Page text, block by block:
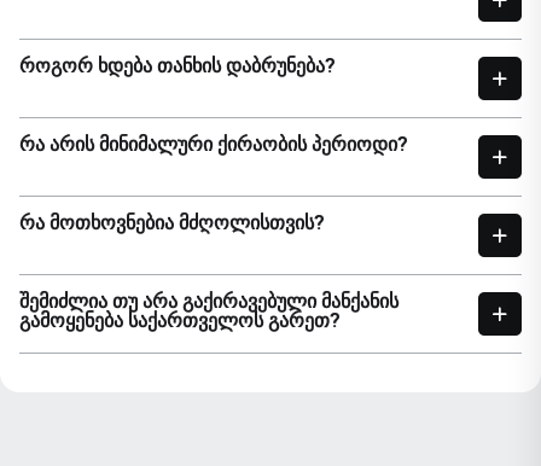
ᲠᲝᲒᲝᲠ ᲮᲓᲔᲑᲐ ᲗᲐᲜᲮᲘᲡ ᲓᲐᲑᲠᲣᲜᲔᲑᲐ?
ᲠᲐ ᲐᲠᲘᲡ ᲛᲘᲜᲘᲛᲐᲚᲣᲠᲘ ᲥᲘᲠᲐᲝᲑᲘᲡ ᲞᲔᲠᲘᲝᲓᲘ?
ᲠᲐ ᲛᲝᲗᲮᲝᲕᲜᲔᲑᲘᲐ ᲛᲫᲦᲝᲚᲘᲡᲗᲕᲘᲡ?
ᲨᲔᲛᲘᲫᲚᲘᲐ ᲗᲣ ᲐᲠᲐ ᲒᲐᲥᲘᲠᲐᲕᲔᲑᲣᲚᲘ ᲛᲐᲜᲥᲐᲜᲘᲡ
ᲒᲐᲛᲝᲧᲔᲜᲔᲑᲐ ᲡᲐᲥᲐᲠᲗᲕᲔᲚᲝᲡ ᲒᲐᲠᲔᲗ?